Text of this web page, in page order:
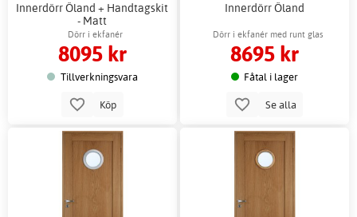
Innerdörr Öland + Handtagskit
- Matt
Dörr i ekfanér
8095 kr
Tillverkningsvara
Köp
Innerdörr Öland
Dörr i ekfanér med runt glas
8695 kr
Fåtal i lager
Se alla